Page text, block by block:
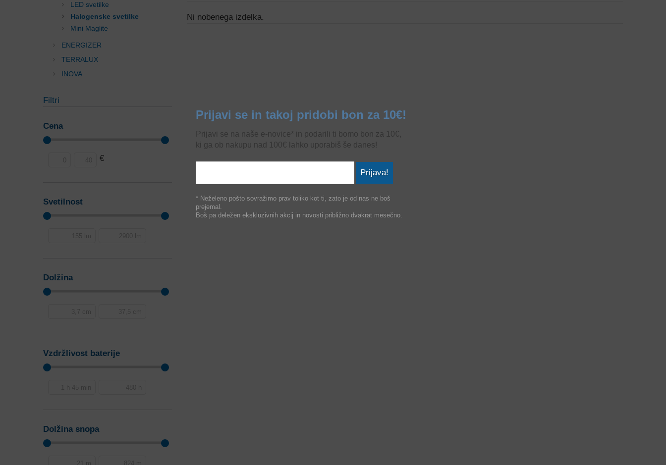
LED svetilke
Halogenske svetilke
Mini Maglite
ENERGIZER
TERRALUX
INOVA
Filtri
Cena
€
Svetilnost
Dolžina
Vzdržlivost baterije
Dolžina snopa
Ni nobenega izdelka.
Prijavi se in takoj pridobi bon za 10€!
Prijavi se na naše e-novice* in podarili ti bomo bon za 10€,
ki ga ob nakupu nad 100€ lahko uporabiš še danes!
Prijava!
* Neželeno pošto sovražimo prav toliko kot ti, zato je od nas ne boš
prejemal.
Boš pa deležen ekskluzivnih akcij in novosti približno dvakrat mesečno.